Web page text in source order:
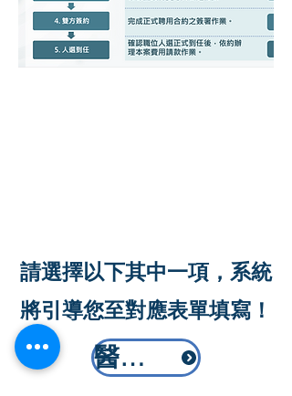
請選擇以下其中一項，系統
將引導您至對應表單填寫！
醫療產業/企業